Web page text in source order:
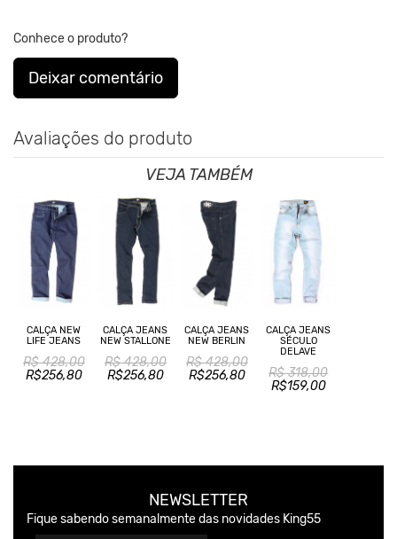
Clique aquiPara saber mais sobre a manutenção de suas
roupas.
Conhece o produto?
Deixar comentário
Avaliações do produto
VEJA TAMBÉM
CALÇA NEW
LIFE JEANS
R$ 428,00
R$256,80
CALÇA JEANS
NEW STALLONE
R$ 428,00
R$256,80
CALÇA JEANS
NEW BERLIN
R$ 428,00
R$256,80
CALÇA JEANS
SÉCULO
DELAVE
R$ 318,00
R$159,00
NEWSLETTER
Fique sabendo semanalmente das novidades King55